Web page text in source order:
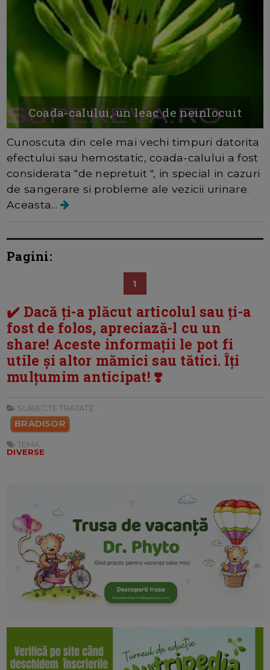
Coada-calului, un leac de neinlocuit
Cunoscuta din cele mai vechi timpuri datorita
efectului sau hemostatic, coada-calului a fost
considerata "de nepretuit ", in special in cazuri
de sangerare si probleme ale vezicii urinare.
Aceasta...
Pagini:
1
✔️ Dacă ți-a plăcut articolul sau ți-a
fost de folos, apreciază-l cu un
share! Aceste informații le pot fi
utile și altor mămici sau tătici. Îți
mulțumim anticipat! ❣️
SUBIECTE TRATATE:
BRADISOR
TEMA:
DIVERSE